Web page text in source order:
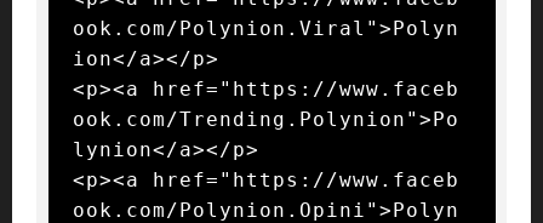
ook.com/Polynion.Viral">Polyn
ion</a></p>
<p><a href="https://www.faceb
ook.com/Trending.Polynion">Po
lynion</a></p>
<p><a href="https://www.faceb
ook.com/Polynion.Opini">Polyn